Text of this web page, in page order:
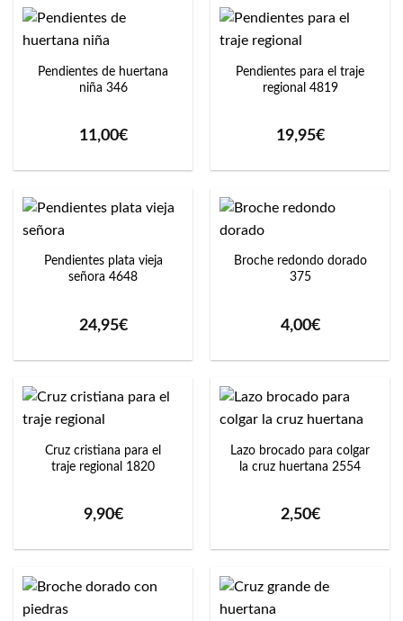
Pendientes de huertana
niña 346
11,00€
Pendientes para el traje
regional 4819
19,95€
Pendientes plata vieja
señora 4648
24,95€
Broche redondo dorado
375
4,00€
Cruz cristiana para el
traje regional 1820
9,90€
Lazo brocado para colgar
la cruz huertana 2554
2,50€